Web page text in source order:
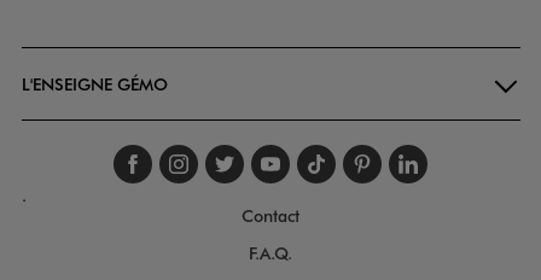
L'ENSEIGNE GÉMO
Suivez-nous sur
Suivez-nous sur
Suivez-nous sur
Suivez-nous
Suivez-nous
Suivez-
.
Contact
F.A.Q.